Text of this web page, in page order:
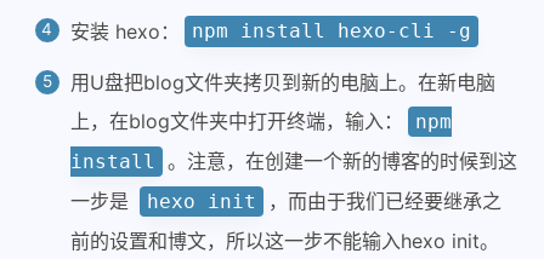
安装 hexo： npm install hexo-cli -g
用U盘把blog文件夹拷贝到新的电脑上。在新电脑
上，在blog文件夹中打开终端，输入：
npm
install
。注意，在创建一个新的博客的时候到这
一步是
hexo init
，而由于我们已经要继承之
前的设置和博文，所以这一步不能输入hexo init。